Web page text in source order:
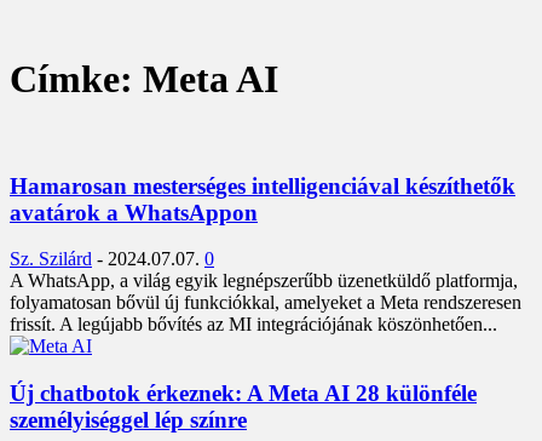
Címke: Meta AI
Hamarosan mesterséges intelligenciával készíthetők
avatárok a WhatsAppon
Sz. Szilárd - 2024.07.07. 0
A WhatsApp, a világ egyik legnépszerűbb üzenetküldő platformja,
folyamatosan bővül új funkciókkal, amelyeket a Meta rendszeresen
frissít. A legújabb bővítés az MI integrációjának köszönhetően...
Új chatbotok érkeznek: A Meta AI 28 különféle
személyiséggel lép színre